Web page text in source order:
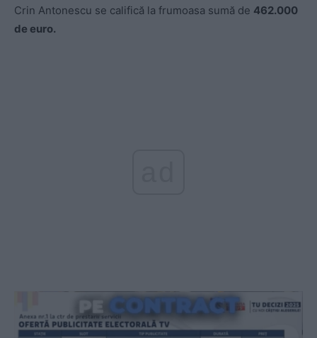
Crin Antonescu se califică la frumoasa sumă de 462.000
de euro.